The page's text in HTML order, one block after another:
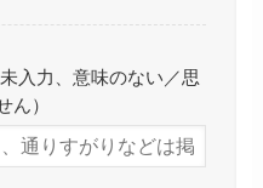
入力、意味のない／思
ん）